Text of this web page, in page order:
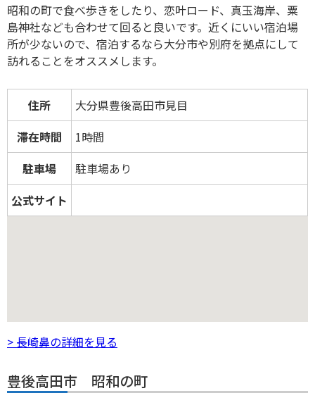
昭和の町で食べ歩きをしたり、恋叶ロード、真玉海岸、粟
島神社なども合わせて回ると良いです。近くにいい宿泊場
所が少ないので、宿泊するなら大分市や別府を拠点にして
訪れることをオススメします。
住所
大分県豊後高田市見目
滞在時間
1時間
駐車場
駐車場あり
公式サイト
> 長崎鼻の詳細を見る
豊後高田市 昭和の町